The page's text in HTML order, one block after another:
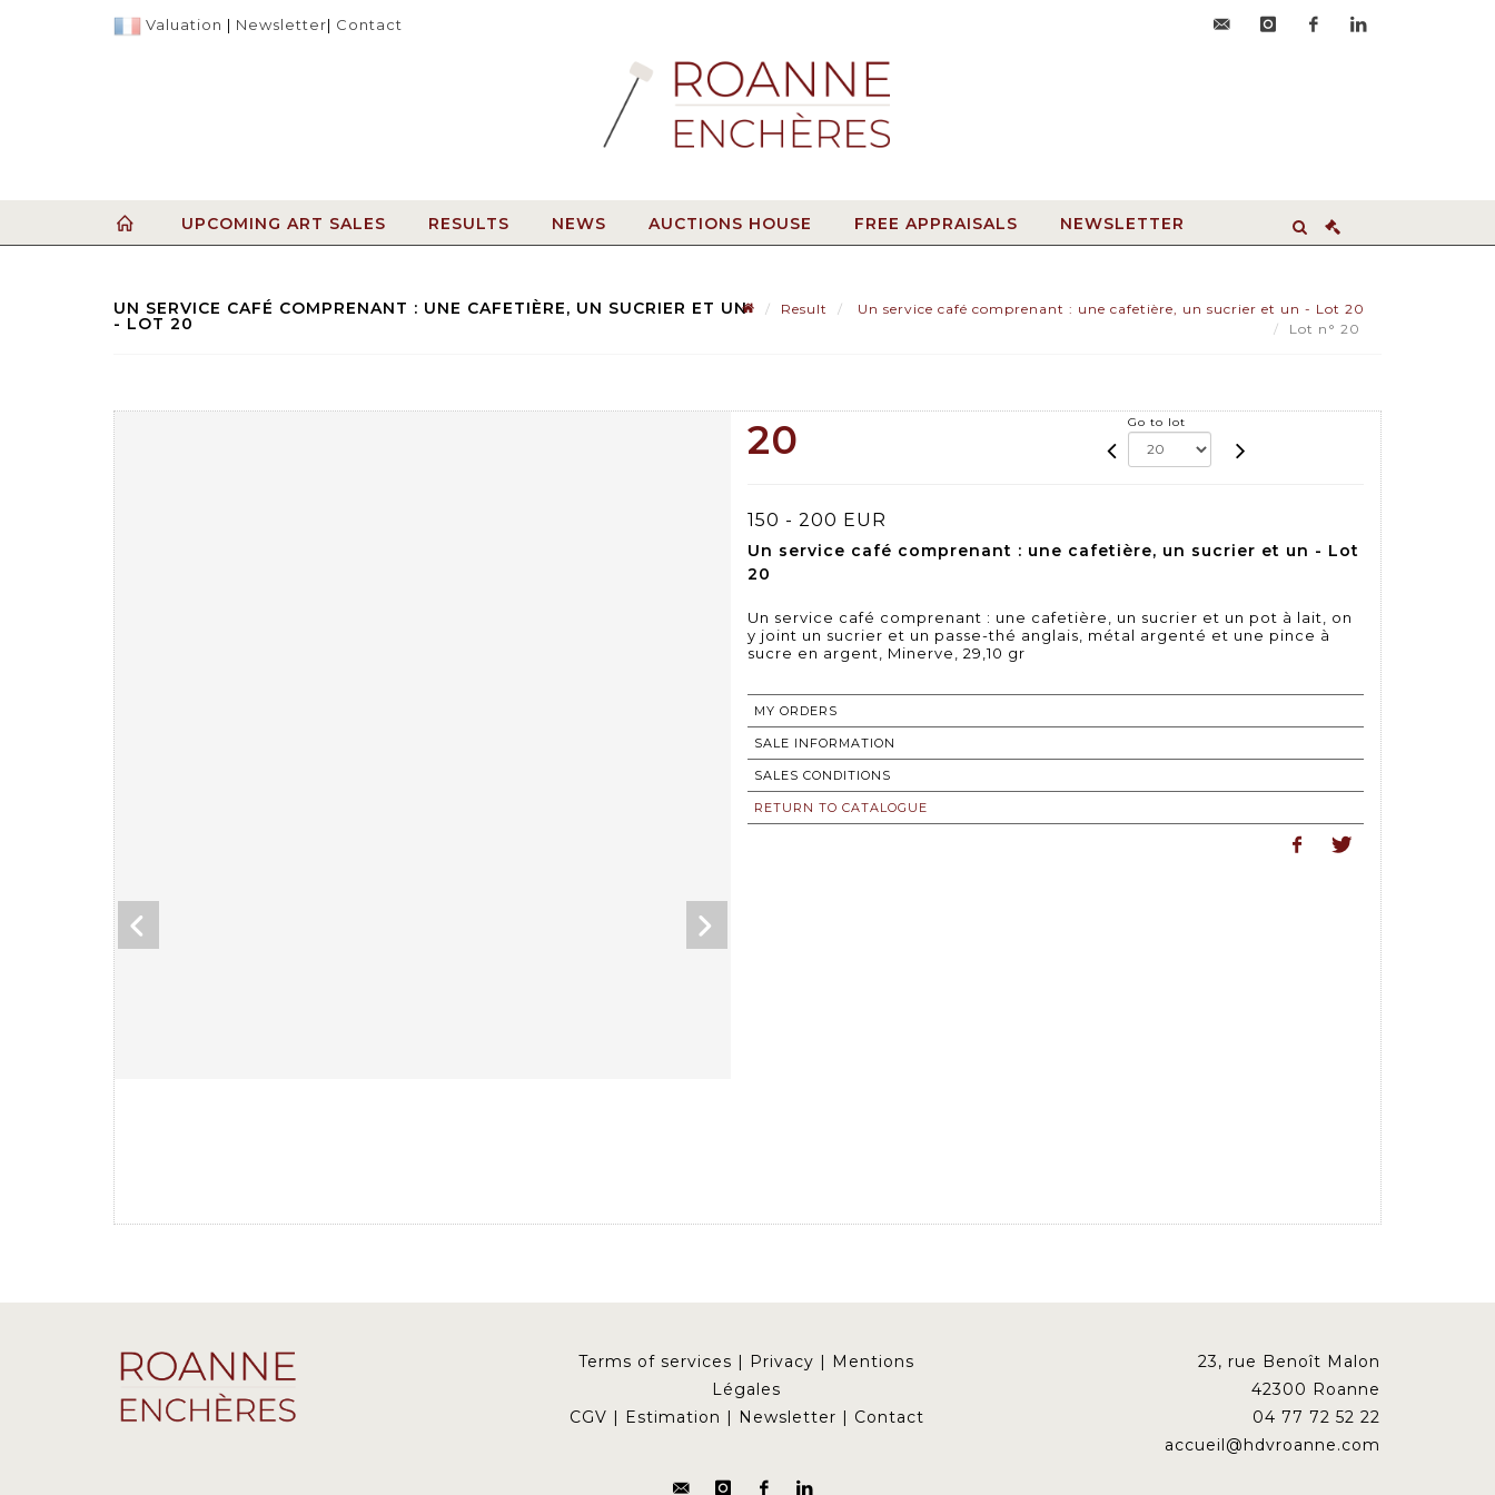
Valuation | Newsletter| Contact
UPCOMING ART SALES RESULTS NEWS AUCTIONS HOUSE FREE APPRAISALS NEWSLETTER
UN SERVICE CAFÉ COMPRENANT : UNE CAFETIÈRE, UN SUCRIER ET UN
- LOT 20
Result
Un service café comprenant : une cafetière, un sucrier et un - Lot 20
Lot n° 20
20 Go to lot
150 - 200 EUR
Un service café comprenant : une cafetière, un sucrier et un - Lot
20
Un service café comprenant : une cafetière, un sucrier et un pot à lait, on
y joint un sucrier et un passe-thé anglais, métal argenté et une pince à
sucre en argent, Minerve, 29,10 gr
MY ORDERS
SALE INFORMATION
SALES CONDITIONS
RETURN TO CATALOGUE
Terms of services | Privacy | Mentions
Légales
CGV | Estimation | Newsletter | Contact
23, rue Benoît Malon
42300 Roanne
04 77 72 52 22
accueil@hdvroanne.com